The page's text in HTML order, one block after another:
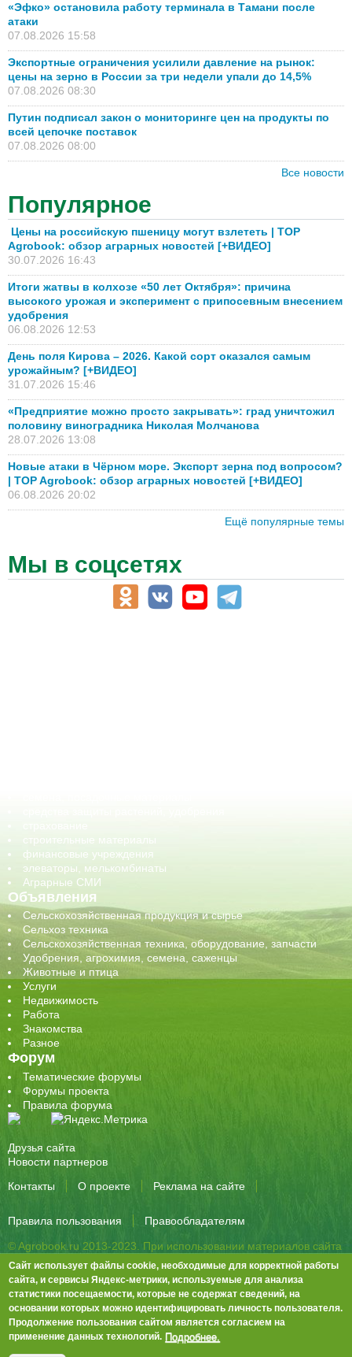
«Эфко» остановила работу терминала в Тамани после
атаки
07.08.2026 15:58
Экспортные ограничения усилили давление на рынок:
цены на зерно в России за три недели упали до 14,5%
07.08.2026 08:30
Путин подписал закон о мониторинге цен на продукты по
всей цепочке поставок
07.08.2026 08:00
Все новости
Популярное
Цены на российскую пшеницу могут взлететь | TOP
Agrobook: обзор аграрных новостей [+ВИДЕО]
30.07.2026 16:43
Итоги жатвы в колхозе «50 лет Октября»: причина
высокого урожая и эксперимент с припосевным внесением
удобрения
06.08.2026 12:53
День поля Кирова – 2026. Какой сорт оказался самым
урожайным? [+ВИДЕО]
31.07.2026 15:46
«Предприятие можно просто закрывать»: град уничтожил
половину виноградника Николая Молчанова
28.07.2026 13:08
Новые атаки в Чёрном море. Экспорт зерна под вопросом?
| TOP Agrobook: обзор аграрных новостей [+ВИДЕО]
06.08.2026 20:02
Ещё популярные темы
Мы в соцсетях
строительные материалы
финансовые учреждения
элеваторы, мелькомбинаты
Аграрные СМИ
Объявления
Сельскохозяйственная продукция и сырье
Сельхоз техника
Сельскохозяйственная техника, оборудование, запчасти
Удобрения, агрохимия, семена, саженцы
Животные и птица
Услуги
Недвижимость
Работа
Знакомства
Разное
Форум
Тематические форумы
Форумы проекта
Правила форума
Друзья сайта
Новости партнеров
Контакты
О проекте Реклама на сайте
Правила пользования
Правообладателям
© Agrobook.ru 2013-2023. При использовании материалов сайта
активная ссылка на публикацию обязательна.
344000, Ростов-на-Дону, ул. Города Волос, д.6, 8 этаж, офис 803
Тел./факс: +7 (863) 282-83-13 e-mail:info@agrobook.ru
Возрастная категория сайта: 16+. Объявления на сайте не
премодерируются.Положение о защите персональных данных
Гала Алиевна Каймакчи – редактор, тел.: (863) 282-83-13
Сайт использует файлы cookie, необходимые для корректной работы
сайта, и сервисы Яндекс-метрики, используемые для анализа
статистики посещаемости, которые не содержат сведений, на
основании которых можно идентифицировать личность пользователя.
Продолжение пользования сайтом является согласием на
применение данных технологий. Подробнее.